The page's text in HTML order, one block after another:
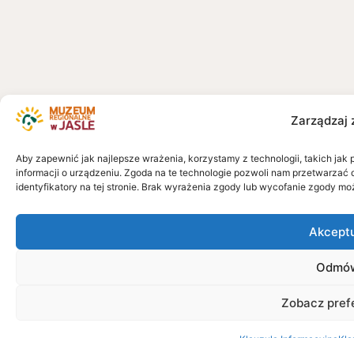
Zarządzaj
Aby zapewnić jak najlepsze wrażenia, korzystamy z technologii, takich
informacji o urządzeniu. Zgoda na te technologie pozwoli nam
identyfikatory na tej stronie. Brak wyrażenia zgody lub wycofanie zgody
Zobacz